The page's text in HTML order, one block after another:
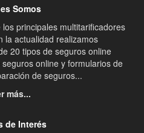
Somos
principales multitarificadores
la actualidad realizamos
20 tipos de seguros online
online y formularios de
de seguros...
más...
de Interés